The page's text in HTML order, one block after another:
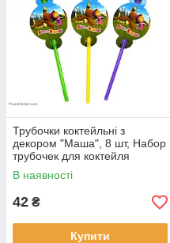
Трубочки коктейльні з
декором "Маша", 8 шт, Набор
трубочек для коктейля
"Медведь"
В наявності
42 ₴
Купити